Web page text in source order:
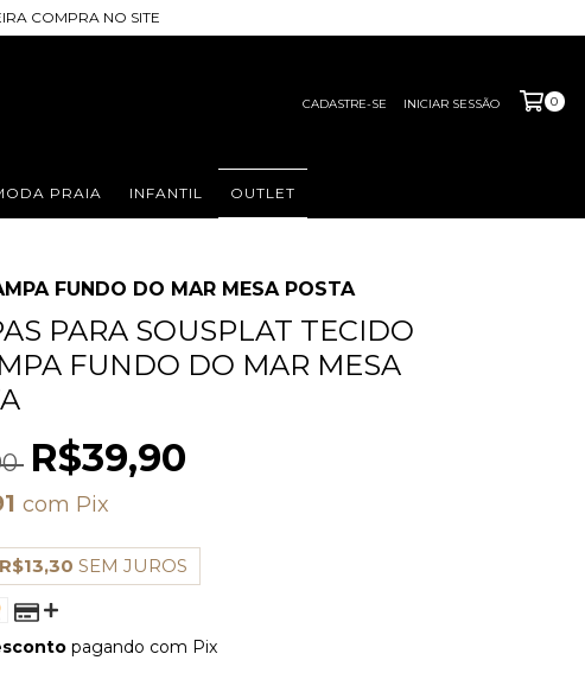
COMPRA NO SITE
CADASTRE-SE INICIAR SESSÃO 0
PRAIA INFANTIL OUTLET
FUNDO DO MAR MESA POSTA
PARA SOUSPLAT TECIDO
FUNDO DO MAR MESA
R$39,90
com Pix
R$13,30 SEM JUROS
pagando com Pix